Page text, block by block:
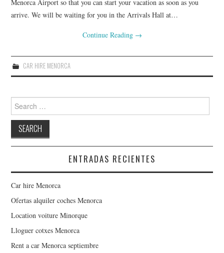
Menorca Airport so that you can start your vacation as soon as you
arrive. We will be waiting for you in the Arrivals Hall at…
Continue Reading →
CAR HIRE MENORCA
Search for:
ENTRADAS RECIENTES
Car hire Menorca
Ofertas alquiler coches Menorca
Location voiture Minorque
Lloguer cotxes Menorca
Rent a car Menorca septiembre